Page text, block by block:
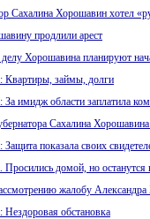
Сахалина Хорошавин хотел
продлили арест
Хорошавина планируют
Квартиры, займы, долги
имидж области заплатила
Сахалина
показала своих
Просились домой, но
жалобу Александра
обстановка